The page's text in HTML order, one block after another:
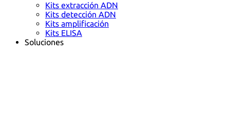
Kits extracción ADN
Kits detección ADN
Kits amplificación
Kits ELISA
Soluciones